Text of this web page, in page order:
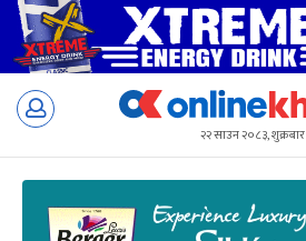
Skip
२२ साउन २०८३, शुक्रबार